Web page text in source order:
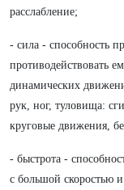
расслабление;
- сила - способность
противодействовать
динамических
рук, ног, туловища:
круговые движения,
- быстрота -
с большой скоростью